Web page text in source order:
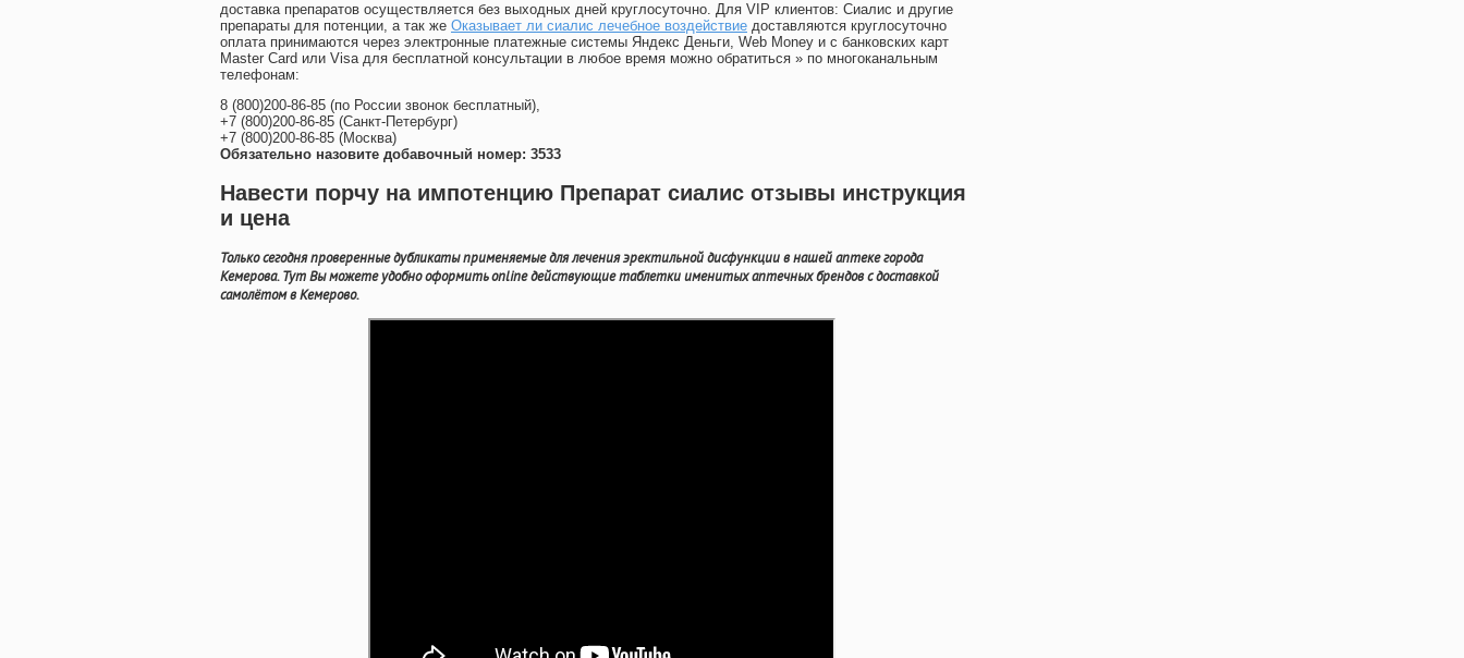
доставка препаратов осуществляется без выходных дней круглосуточно. Для VIP клиентов: Сиалис и другие
препараты для потенции, а так же Оказывает ли сиалис лечебное воздействие доставляются круглосуточно
оплата принимаются через электронные платежные системы Яндекс Деньги, Web Money и с банковских карт
Master Card или Visa для бесплатной консультации в любое время можно обратиться » по многоканальным
телефонам:
8 (800)200-86-85 (по России звонок бесплатный),
+7 (800)200-86-85 (Санкт-Петербург)
+7 (800)200-86-85 (Москва)
Обязательно назовите добавочный номер: 3533
Навести порчу на импотенцию Препарат сиалис отзывы инструкция
и цена
Только сегодня проверенные дубликаты применяемые для лечения эректильной дисфункции в нашей аптеке города
Кемерова. Тут Вы можете удобно оформить online действующие таблетки именитых аптечных брендов с доставкой
самолётом в Кемерово.